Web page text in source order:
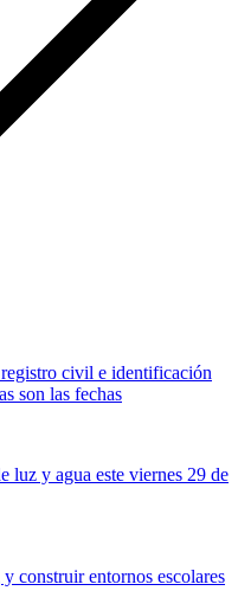
civil e identificación
son las fechas
luz y agua este viernes 29 de
construir entornos escolares